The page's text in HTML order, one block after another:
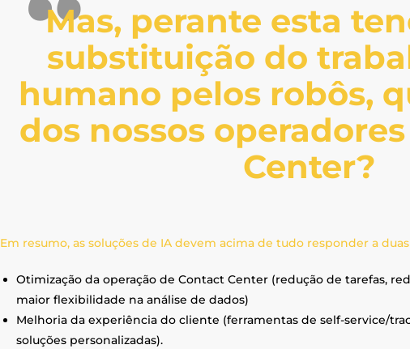
Mas, perante esta
substituição do
humano pelos robôs,
dos nossos
Center?
Em resumo, as soluções de IA devem acima de tudo responder a
Otimização da operação de Contact Center (redução de tarefas,
maior flexibilidade na análise de dados)
Melhoria da experiência do cliente (ferramentas de self-service/
soluções personalizadas).